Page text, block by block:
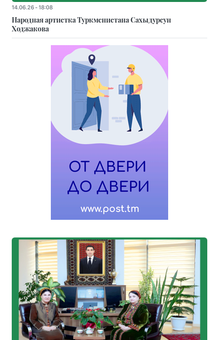
14.06.26 - 18:08
Народная артистка Туркменистана Сахыдурсун
Ходжакова